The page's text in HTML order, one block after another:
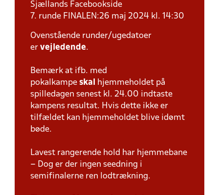
Sjællands Facebookside
7. runde FINALEN:26 maj 2024 kl. 14:30
Ovenstående runder/ugedatoer
er vejledende.
Bemærk at ifb. med
pokalkampe skal
hjemmeholdet på
spilledagen senest kl. 24.00 indtaste
kampens resultat. Hvis dette ikke er
tilfældet kan hjemmeholdet blive idømt
bøde.
Lavest rangerende hold har hjemmebane
– Dog er der ingen seedning i
semifinalerne ren lodtrækning.